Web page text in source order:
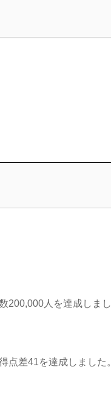
200,000人を達成しまし
点差41を達成しました。